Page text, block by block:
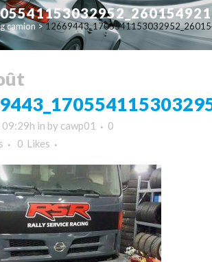
camion >
09:29h in by cawp01
0
0 Likes